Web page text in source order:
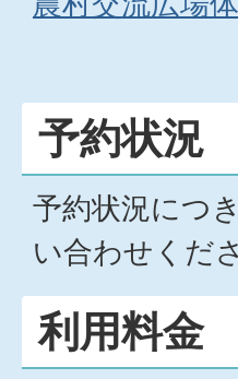
予約状況
予約状況につ
い合わせくだ
利用料金